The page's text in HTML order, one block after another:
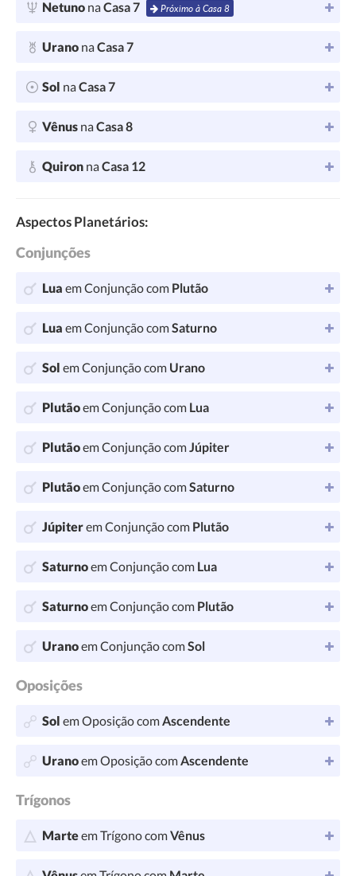
Netuno naCasa 7 Próximo à Casa 8
Urano naCasa 7
Sol naCasa 7
Vênus naCasa 8
Quiron naCasa 12
Aspectos Planetários:
Conjunções
Lua em Conjunção com Plutão
Lua em Conjunção comSaturno
Sol em Conjunção com Urano
Plutãoem Conjunção com Lua
Plutãoem Conjunção comJúpiter
Plutãoem Conjunção comSaturno
Júpiterem Conjunção com Plutão
Saturnoem Conjunção com Lua
Saturnoem Conjunção com Plutão
Uranoem Conjunção comSol
Oposições
Sol em Oposição comAscendente
Uranoem Oposição comAscendente
Trígonos
Marteem Trígono comVênus